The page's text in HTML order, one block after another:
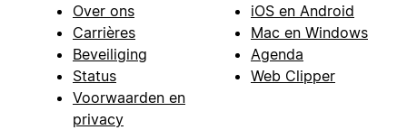
Over ons
Carrières
Beveiliging
Status
Voorwaarden en
privacy
iOS en Android
Mac en Windows
Agenda
Web Clipper